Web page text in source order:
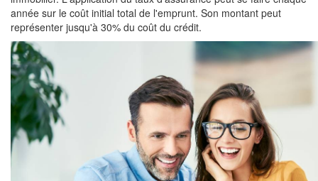
année sur le coût initial total de l'emprunt. Son montant peut
représenter jusqu'à 30% du coût du crédit.